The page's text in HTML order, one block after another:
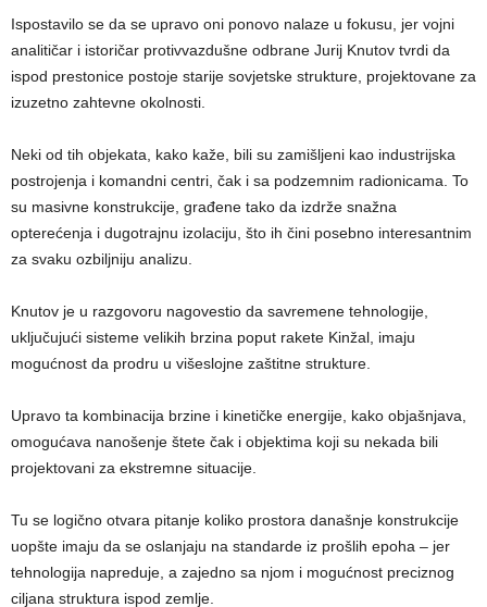
Ispostavilo se da se upravo oni ponovo nalaze u fokusu, jer vojni
analitičar i istoričar protivvazdušne odbrane Jurij Knutov tvrdi da
ispod prestonice postoje starije sovjetske strukture, projektovane za
izuzetno zahtevne okolnosti.
Neki od tih objekata, kako kaže, bili su zamišljeni kao industrijska
postrojenja i komandni centri, čak i sa podzemnim radionicama. To
su masivne konstrukcije, građene tako da izdrže snažna
opterećenja i dugotrajnu izolaciju, što ih čini posebno interesantnim
za svaku ozbiljniju analizu.
Knutov je u razgovoru nagovestio da savremene tehnologije,
uključujući sisteme velikih brzina poput rakete Kinžal, imaju
mogućnost da prodru u višeslojne zaštitne strukture.
Upravo ta kombinacija brzine i kinetičke energije, kako objašnjava,
omogućava nanošenje štete čak i objektima koji su nekada bili
projektovani za ekstremne situacije.
Tu se logično otvara pitanje koliko prostora današnje konstrukcije
uopšte imaju da se oslanjaju na standarde iz prošlih epoha – jer
tehnologija napreduje, a zajedno sa njom i mogućnost preciznog
ciljana struktura ispod zemlje.